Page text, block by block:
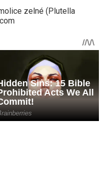
zelné (Plutella